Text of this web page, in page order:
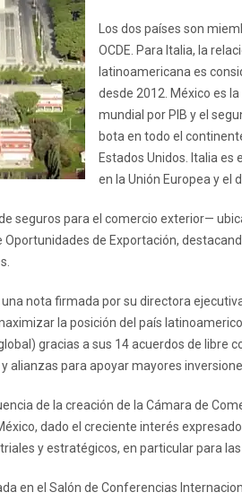
Los dos países son
OCDE. Para Italia, la
latinoamericana es
desde 2012. México es
mundial por PIB y el
bota en todo el
Estados Unidos. Italia es
en la Unión Europea y el
seguros para el comercio exterior—
de Exportación,
nota firmada por su directora
la posición del país
gracias a sus 14 acuerdos de libre
alianzas para apoyar mayores
de la creación de la Cámara de
dado el creciente interés
y estratégicos, en particular para
en el Salón de Conferencias